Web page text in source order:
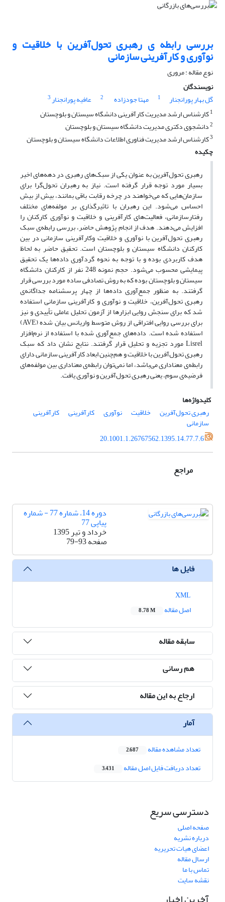
بررسی رابطه ی رهبری تحول‌آفرین با خلاقیت و
نوآوری و کارآفرینی سازمانی
نوع مقاله : مروری
نویسندگان
گل بهار پورانجنار
1 مهتا جودزاده 2 عافیه پورانجنار3
1کارشناس ارشد مدیریت کارآفرینی دانشگاه سیستان و بلوچستان
2دانشجوی دکتری مدیریت دانشگاه سیستان و بلوچستان
3کارشناس ارشد مدیریت فناوری اطلاعات دانشگاه سیستان و بلوچستان
چکیده
رهبری تحول‌آفرین به عنوان یکی از سبک‌های رهبری در دهه‌های اخیر
بسیار مورد توجه قرار گرفته است. نیاز به رهبران تحول‌گرا برای
سازمان‌هایی که می‌خواهند در چرخه رقابت باقی بمانند، بیش از بیش
احساس می‌شود. این رهبران با تاثیر‌گذاری بر مولفه‌های مختلف
رفتارسازمانی، فعالیت‌های کارآفرینی و خلاقیت و نوآوری کارکنان را
افزایش می‌دهند. هدف از انجام پژوهش حاضر، بررسی رابطه‌ی سبک
رهبری ‌تحول‌آفرین با نوآوری و خلاقیت وکارآفرینی سازمانی در بین
کارکنان دانشگاه سیستان و بلوچستان است. تحقیق حاضر به لحاظ
هدف کاربردی بوده و با توجه به نحوه گردآوری داده‌ها یک تحقیق
پیمایشی محسوب می‌شود. حجم نمونه 248 نفر از کارکنان دانشگاه
سیستان و بلوچستان بوده که به روش تصادفی ساده مورد بررسی قرار
گرفتند. به منظور جمع‌آوری داده‌ها از چهار پرسشنامه جداگانه‌ی
رهبری تحول‌آفرین، خلاقیت و نوآوری و کارآفرینی سازمانی استفاده
شد که برای سنجش روایی ابزارها از آزمون تحلیل عاملی تأییدی و نیز
برای بررسی روایی افتراقی از روش متوسط واریانس بیان شده (AVE)
استفاده شده است. داده‌های جمع‌آوری شده با استفاده از نرم‌افزار
Lisrel مورد تجزیه و تحلیل قرار گرفتند. ﻧﺘﺎﻳﺞ نشان داد که سبک
رهبری تحول‌آفرین با خلاقیت و هم‌چنین ابعاد کارآفرینی سازمانی دارای
رابطه‌ی معناداری می‌باشد، اما نمی‌توان رابطه‌ی معناداری بین مولفه‌های
فرضیه‌ی سوم، یعنی رهبری تحول‌آفرین و نوآوری یافت.
کلیدواژه‌ها
رهبری تحول‌آفرین
خلاقیت نوآوری کارآفرینی کارآفرینی
سازمانی
20.1001.1.26767562.1395.14.77.7.6
مراجع
دوره 14، شماره 77 - شماره
پیاپی 77
خرداد و تیر 1395
صفحه79-93
فایل ها
اصل مقاله
8.78 M
سابقه مقاله
هم رسانی
ارجاع به این مقاله
آمار
تعداد مشاهده مقاله 2,687
تعداد دریافت فایل اصل مقاله 3,431
دسترسی سریع
صفحه اصلی
درباره نشریه
اعضای هیات تحریریه
ارسال مقاله
تماس با ما
نقشه سایت